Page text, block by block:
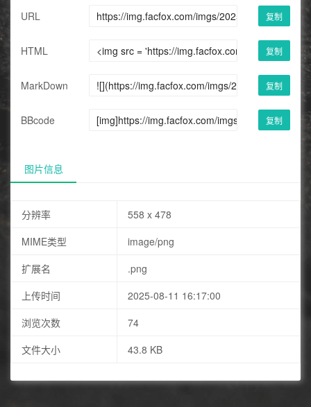
URL 复制
HTML 复制
MarkDown 复制
BBcode 复制
图片信息
分辨率
558 x 478
MIME类型
image/png
扩展名
.png
上传时间
2025-08-11 16:17:00
浏览次数
74
文件大小
43.8 KB